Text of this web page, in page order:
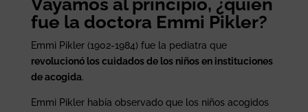
Vayamos al principio, ¿quién
fue la doctora Emmi Pikler?
Emmi Pikler (1902-1984) fue la pediatra que
revolucionó los cuidados de los niños en instituciones
de acogida.
Emmi Pikler había observado que los niños acogidos